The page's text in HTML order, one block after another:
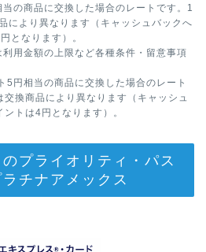
の商品に交換した場合のレートです。1
により異なります（キャッシュバックへ
となります）。
用金額の上限など各種条件・留意事項
円相当の商品に交換した場合のレート
換商品により異なります（キャッシュ
トは4円となります）。
のプライオリティ・パス
チナアメックス